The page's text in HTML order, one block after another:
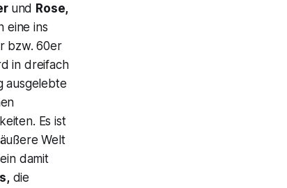
und Rose,
eine ins
bzw. 60er
in dreifach
ausgelebte
Es ist
Welt
damit
die